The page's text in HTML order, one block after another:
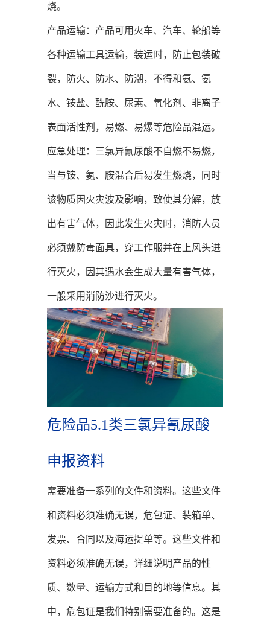
烧。
产品运输：产品可用火车、汽车、轮船等
各种运输工具运输，装运时，防止包装破
裂，防火、防水、防潮，不得和氨、氨
水、铵盐、酰胺、尿素、氧化剂、非离子
表面活性剂，易燃、易爆等危险品混运。
应急处理：三氯异氰尿酸不自燃不易燃，
当与铵、氨、胺混合后易发生燃烧，同时
该物质因火灾波及影响，致使其分解，放
出有害气体，因此发生火灾时，消防人员
必须戴防毒面具，穿工作服并在上风头进
行灭火，因其遇水会生成大量有害气体，
一般采用消防沙进行灭火。
危险品5.1类三氯异氰尿酸
申报资料
需要准备一系列的文件和资料。这些文件
和资料必须准确无误，危包证、装箱单、
发票、合同以及海运提单等。这些文件和
资料必须准确无误，详细说明产品的性
质、数量、运输方式和目的地等信息。其
中，危包证是我们特别需要准备的。这是